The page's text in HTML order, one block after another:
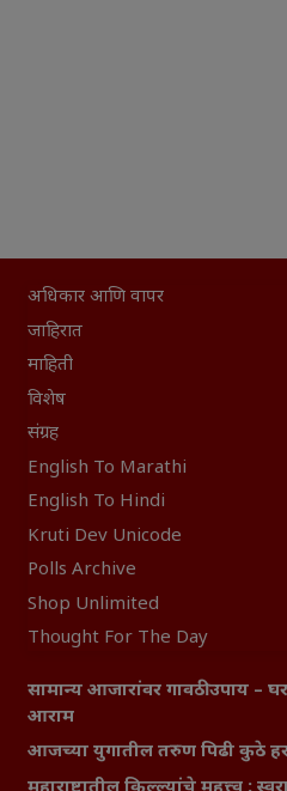
अधिकार आणि वापर
जाहिरात
माहिती
विशेष
संग्रह
English To Marathi
English To Hindi
Kruti Dev Unicode
Polls Archive
Shop Unlimited
Thought For The Day
सामान्य आजारांवर गावठी उपाय –
आराम
आजच्या युगातील तरुण पिढी कुठे